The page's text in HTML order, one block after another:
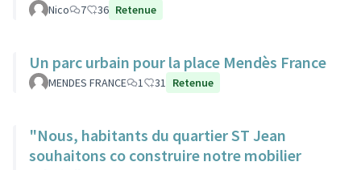
Nico 7 36 Retenue
Un parc urbain pour la place Mendès France
MENDES FRANCE 1 31 Retenue
"Nous, habitants du quartier ST Jean
souhaitons co construire notre mobilier